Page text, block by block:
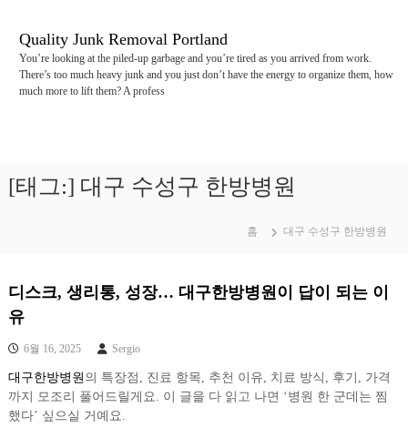
Quality Junk Removal Portland
You’re looking at the piled-up garbage and you’re tired as you arrived from work.
There’s too much heavy junk and you just don’t have the energy to organize them, how
much more to lift them? A profess
[태그:] 대구 수성구 한방병원
홈 대구 수성구 한방병원
디스크, 생리통, 성장… 대구한방병원이 답이 되는 이
유
6월 16, 2025 Sergio
대구한방병원 의 특장점, 진료 항목, 추천 이유, 치료 방식, 후기, 가격
까지 모조리 풀어드릴게요. 이 글을 다 읽고 나면 ‘병원 한 군데는 찜
했다’ 싶으실 거예요.